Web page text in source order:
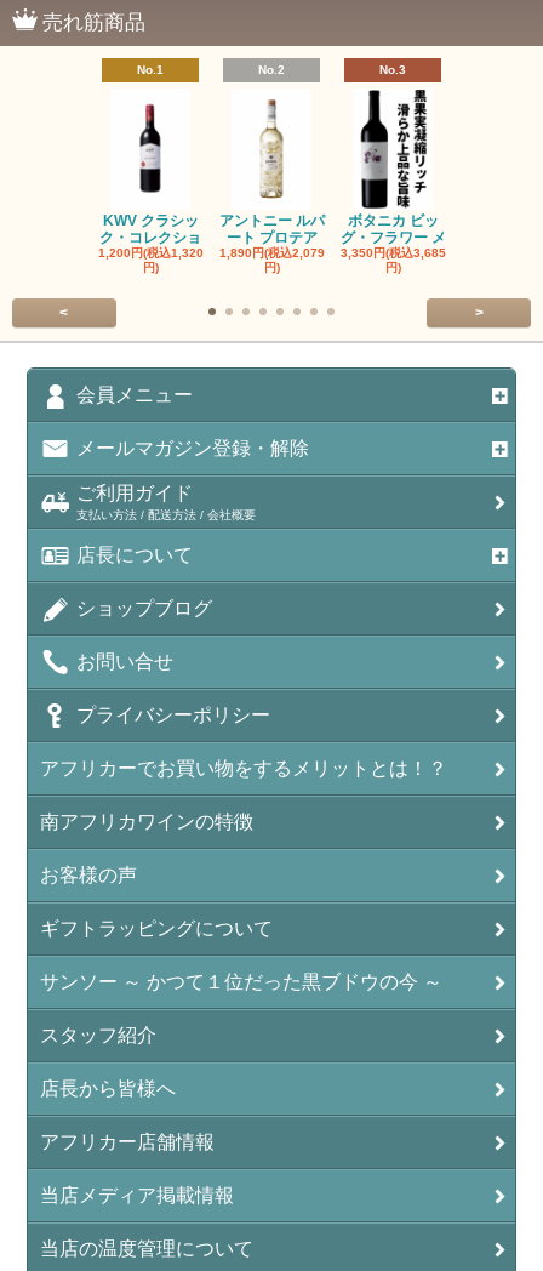
売れ筋商品
No.1
KWV クラシッ
ク・コレクショ
1,200円(税込1,320
円)
No.2
アントニー ルパ
ート プロテア
1,890円(税込2,079
円)
No.3
ボタニカ ビッ
グ・フラワー メ
3,350円(税込3,685
円)
< >
会員メニュー
メールマガジン登録・解除
ご利用ガイド
支払い方法 / 配送方法 / 会社概要
店長について
ショップブログ
お問い合せ
プライバシーポリシー
アフリカーでお買い物をするメリットとは！？
南アフリカワインの特徴
お客様の声
ギフトラッピングについて
サンソー ～ かつて１位だった黒ブドウの今 ～
スタッフ紹介
店長から皆様へ
アフリカー店舗情報
当店メディア掲載情報
当店の温度管理について